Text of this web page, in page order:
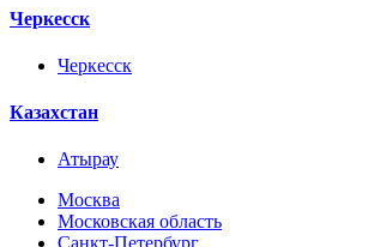
Черкесск
Черкесск
Казахстан
Атырау
Москва
Московская область